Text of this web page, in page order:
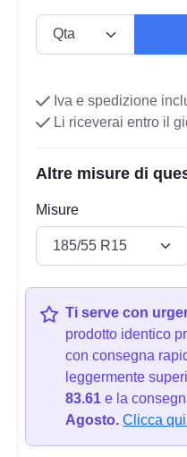
Iva e spedizione
Li riceverai entro il
Altre misure di
Misure
Ti serve con
prodotto identico
con consegna
leggermente
83.61 e la
Agosto. Clicca